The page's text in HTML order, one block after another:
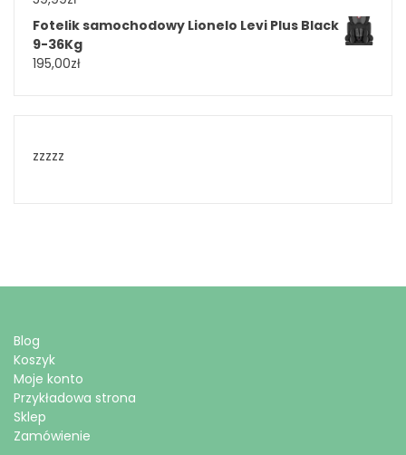
Fotelik samochodowy Lionelo Levi Plus Black
9-36Kg
195,00zł
zzzzz
Blog
Koszyk
Moje konto
Przykładowa strona
Sklep
Zamówienie